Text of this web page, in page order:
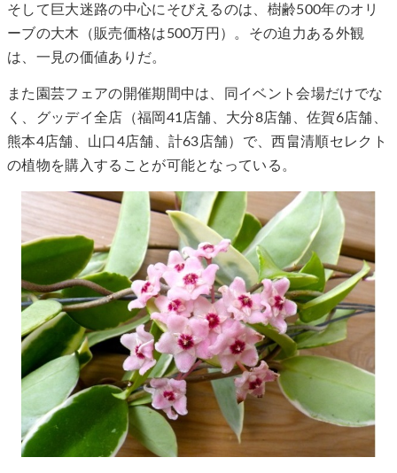
そして巨大迷路の中心にそびえるのは、樹齢500年のオリ
ーブの大木（販売価格は500万円）。その迫力ある外観
は、一見の価値ありだ。
また園芸フェアの開催期間中は、同イベント会場だけでな
く、グッデイ全店（福岡41店舗、大分8店舗、佐賀6店舗、
熊本4店舗、山口4店舗、計63店舗）で、西畠清順セレクト
の植物を購入することが可能となっている。